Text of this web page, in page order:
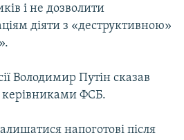
і не дозволити
діяти з «деструктивною»
Володимир Путін сказав
керівниками ФСБ.
напоготові після